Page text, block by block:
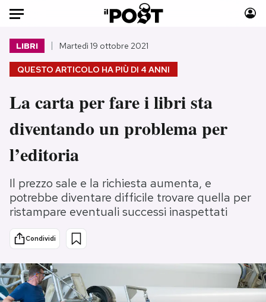
Auto
HOME
Italia
Politica
Tecnologia
Scienza
Cultura
Economia
Sport
Moda
Consumismi
Media
Europa
PODCAST
QUESTO ARTICOLO HA PIÙ DI 4 ANNI
LIBRI Martedì 19 ottobre 2021
La carta per fare i libri sta
diventando un problema per
l’editoria
Il prezzo sale e la richiesta aumenta, e
potrebbe diventare difficile trovare quella per
ristampare eventuali successi inaspettati
Condividi